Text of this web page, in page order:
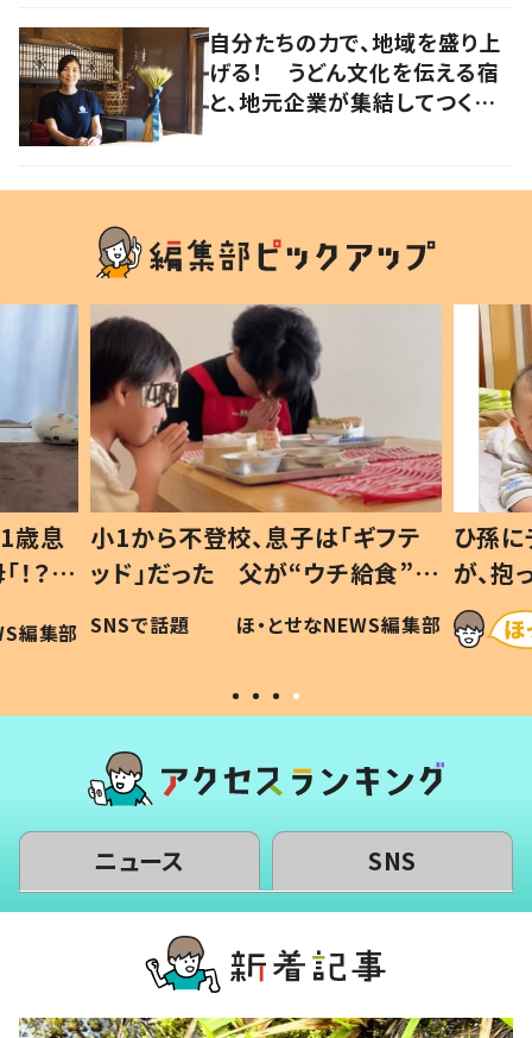
自分たちの力で、地域を盛り上
げる！ うどん文化を伝える宿
と、地元企業が集結してつくり
歳息
？」
編集部
小1から不登校、息子は「ギフテ
ッド」だった 父が“ウチ給食”を
作り続ける理由とは #令和の親
#令和の子
SNSで話題 ほ・とせなNEWS編集部
ひ孫
が、
「涙が
い」
ニュース SNS